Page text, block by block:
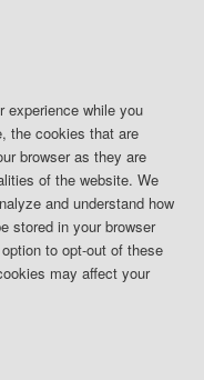
experience while you
the cookies that are
browser as they are
of the website. We
and understand how
stored in your browser
to opt-out of these
may affect your